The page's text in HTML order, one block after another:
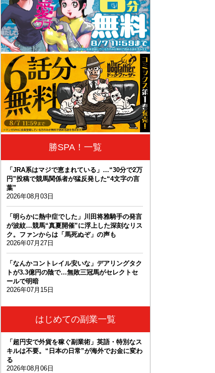
勝SPA！一覧
「JRA系はマジで恵まれている」…“30分で2万
円”投稿で競馬関係者が猛反発した“4文字の言
葉”
2026年08月03日
「明らかに熱中症でした」川田将雅騎手の発言
が波紋…競馬“真夏開催”に浮上した深刻なリス
ク。ファンからは「馬死ぬぞ」の声も
2026年07月27日
「なんかコントレイル安いな」デアリングタク
トが3.3億円の陰で…無敗三冠馬がセレクトセ
ールで明暗
2026年07月15日
はじめての副業一覧
「超円安で外貨を稼ぐ副業術」英語・特別なス
キルは不要。“日本の日常”が海外でお金に変わ
る
2026年08月06日